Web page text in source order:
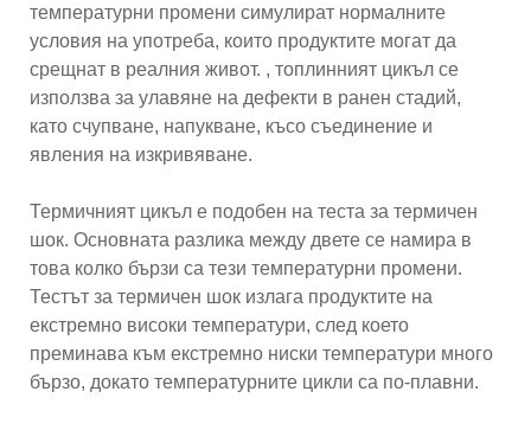
температурни промени симулират нормалните
условия на употреба, които продуктите могат да
срещнат в реалния живот. , топлинният цикъл се
използва за улавяне на дефекти в ранен стадий,
като счупване, напукване, късо съединение и
явления на изкривяване.
Термичният цикъл е подобен на теста за термичен
шок. Основната разлика между двете се намира в
това колко бързи са тези температурни промени.
Тестът за термичен шок излага продуктите на
екстремно високи температури, след което
преминава към екстремно ниски температури много
бързо, докато температурните цикли са по-плавни.